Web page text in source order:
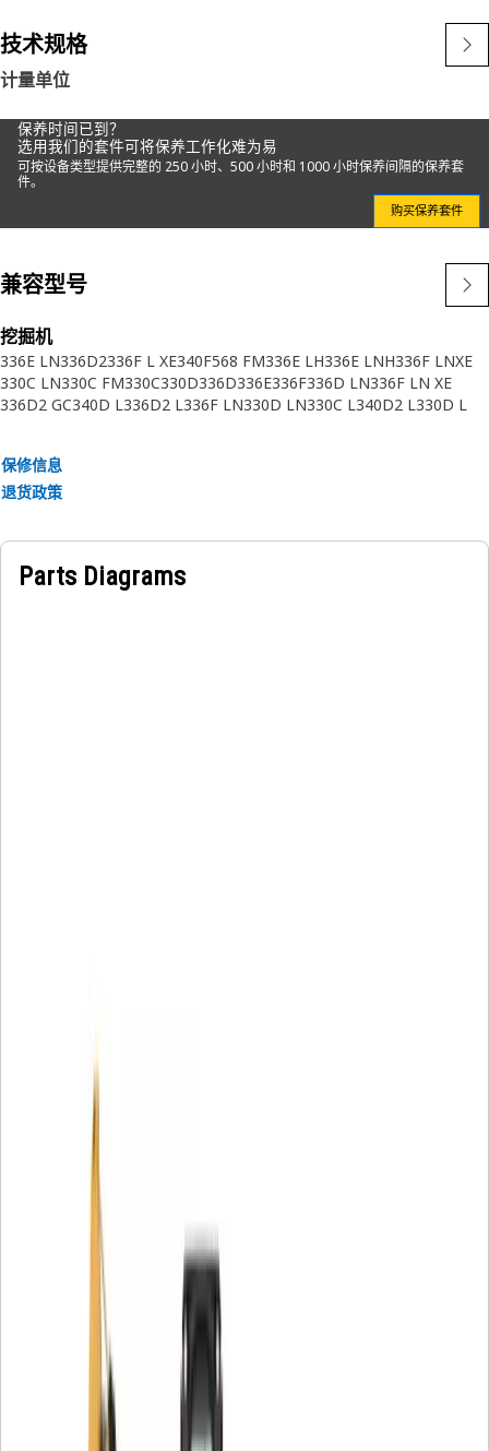
技术规格
计量单位
保养时间已到？
选用我们的套件可将保养工作化难为易
可按设备类型提供完整的 250 小时、500 小时和 1000 小时保养间隔的保养套
件。
购买保养套件
兼容型号
挖掘机
336E LN336D2336F L XE340F568 FM336E LH336E LNH336F LNXE
330C LN330C FM330C330D336D336E336F336D LN336F LN XE
336D2 GC340D L336D2 L336F LN330D LN330C L340D2 L330D L
保修信息
退货政策
Parts Diagrams